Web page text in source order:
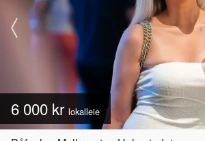
6 000 kr lokalleie